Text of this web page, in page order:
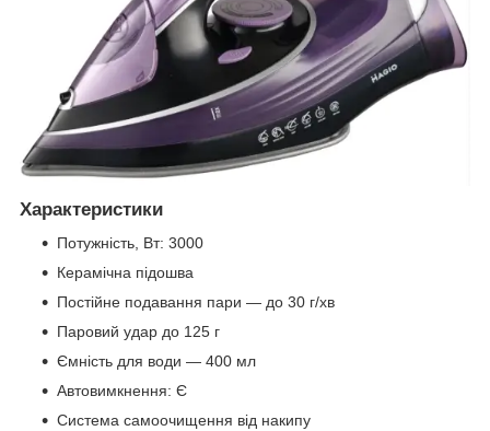
Характеристики
Потужність, Вт: 3000
Керамічна підошва
Постійне подавання пари — до 30 г/хв
Паровий удар до 125 г
Ємність для води — 400 мл
Автовимкнення: Є
Система самоочищення від накипу